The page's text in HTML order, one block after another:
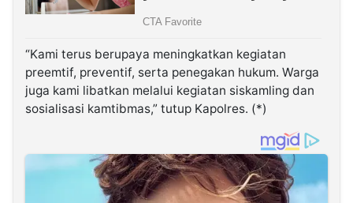
“Kami terus berupaya meningkatkan kegiatan
preemtif, preventif, serta penegakan hukum. Warga
juga kami libatkan melalui kegiatan siskamling dan
sosialisasi kamtibmas,” tutup Kapolres. (*)